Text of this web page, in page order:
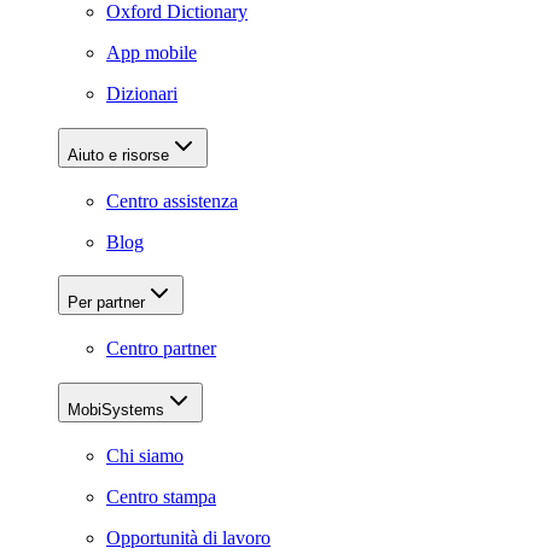
Oxford Dictionary
App mobile
Dizionari
Aiuto e risorse
Centro assistenza
Blog
Per partner
Centro partner
MobiSystems
Chi siamo
Centro stampa
Opportunità di lavoro